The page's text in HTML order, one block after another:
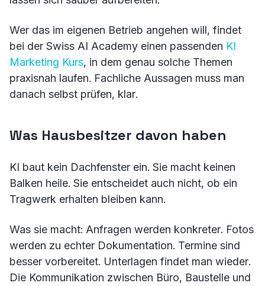
Wer das im eigenen Betrieb angehen will, findet
bei der Swiss AI Academy einen passenden KI
Marketing Kurs, in dem genau solche Themen
praxisnah laufen. Fachliche Aussagen muss man
danach selbst prüfen, klar.
Was Hausbesitzer davon haben
KI baut kein Dachfenster ein. Sie macht keinen
Balken heile. Sie entscheidet auch nicht, ob ein
Tragwerk erhalten bleiben kann.
Was sie macht: Anfragen werden konkreter. Fotos
werden zu echter Dokumentation. Termine sind
besser vorbereitet. Unterlagen findet man wieder.
Die Kommunikation zwischen Büro, Baustelle und